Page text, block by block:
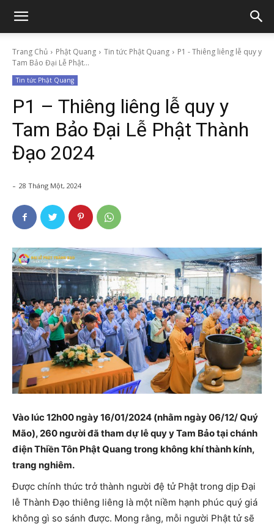
Trang Chủ Phật Quang Tin tức Phật Quang
P1 - Thiêng liêng lễ quy y
Tam Bảo Đại Lễ Phật...
Tin tức Phật Quang
P1 – Thiêng liêng lễ quy y
Tam Bảo Đại Lễ Phật Thành
Đạo 2024
- 28 Tháng Một, 2024
Vào lúc 12h00 ngày 16/01/2024 (nhằm ngày 06/12/ Quý
Mão), 260 người đã tham dự lễ quy y Tam Bảo tại chánh
điện Thiền Tôn Phật Quang trong không khí thành kính,
trang nghiêm.
Được chính thức trở thành người đệ tử Phật trong dịp Đại
lễ Thành Đạo thiêng liêng là một niềm hạnh phúc quý giá
không gì so sánh được. Mong rằng, mỗi người Phật tử sẽ